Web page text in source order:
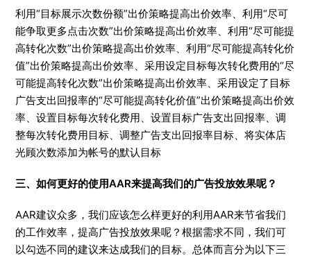
利用“目标展示次数份额”出价策略提高出价效率、利用“尽可
能争取更多点击次数”出价策略提高出价效率、利用“尽可能提
高转化次数”出价策略提高出价效率、利用“尽可能提高转化价
值”出价策略提高出价效率、采用设定目标每次转化费用的“尽
可能提高转化次数”出价策略提高出价效率、采用设定了目标
广告支出回报率的“尽可能提高转化价值”出价策略提高出价效
率、设置目标每次转化费用、设置目标广告支出回报率、调
整每次转化费用目标、调整广告支出回报率目标、将实体店
光顾次数添加为帐号的默认目标
三、如何更好的使用AAR来提高我们的广告投放效果呢？
AAR建议众多，我们应该怎么样更好的利用AAR来节省我们
的工作效率，提高广告投放效果呢？根据需求不同，我们可
以勾选不同的建议来达成我们的目标。总体而言分为以下三